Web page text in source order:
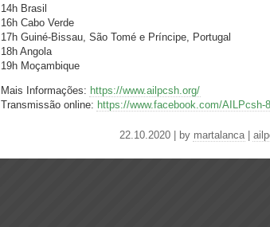
14h Brasil
16h Cabo Verde
17h Guiné-Bissau, São Tomé e Príncipe, Portugal
18h Angola
19h Moçambique
Mais Informações: https://www.ailpcsh.org/
Transmissão online: https://www.facebook.com/AILPcsh-
22.10.2020 | by martalanca|